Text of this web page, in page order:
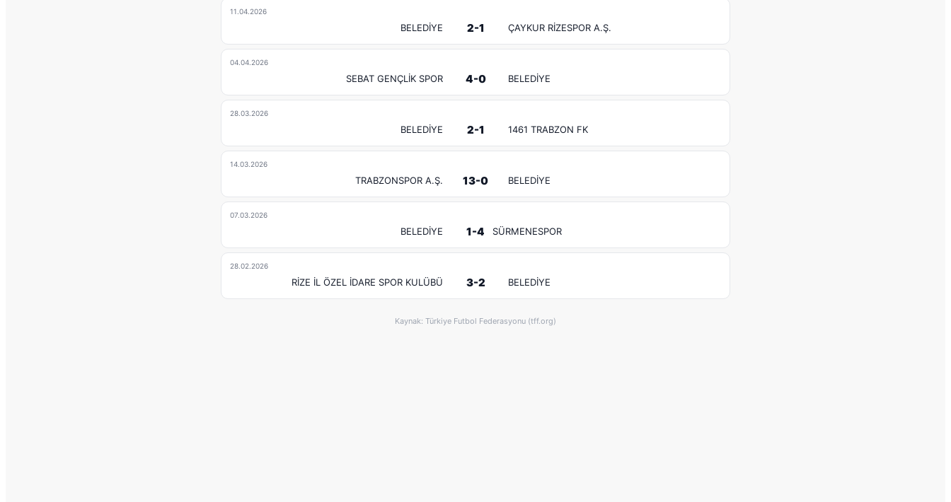
11.04.2026
BELEDİYE 2-1 ÇAYKUR RİZESPOR A.Ş.
04.04.2026
SEBAT GENÇLİK SPOR 4-0 BELEDİYE
28.03.2026
BELEDİYE 2-1 1461 TRABZON FK
14.03.2026
TRABZONSPOR A.Ş. 13-0 BELEDİYE
07.03.2026
BELEDİYE 1-4 SÜRMENESPOR
28.02.2026
RİZE İL ÖZEL İDARE SPOR KULÜBÜ 3-2 BELEDİYE
Kaynak: Türkiye Futbol Federasyonu (tff.org)